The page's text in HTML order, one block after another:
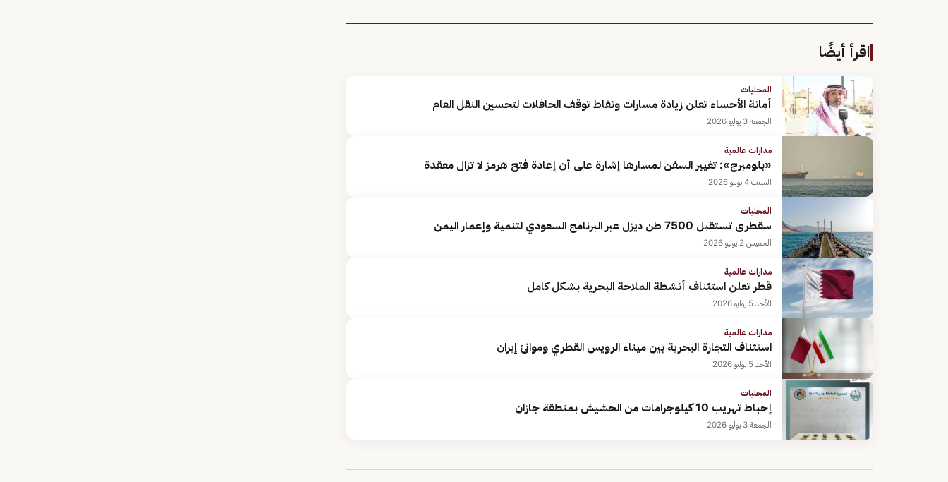
اقرأ أيضًا
المحليات
أمانة الأحساء تعلن زيادة مسارات ونقاط توقف الحافلات لتحسين النقل العام
الجمعة 3 يوليو 2026
مدارات عالمية
«بلومبرج»: تغيير السفن لمسارها إشارة على أن إعادة فتح هرمز لا تزال معقدة
السبت 4 يوليو 2026
المحليات
سقطرى تستقبل 7500 طن ديزل عبر البرنامج السعودي لتنمية وإعمار اليمن
الخميس 2 يوليو 2026
مدارات عالمية
قطر تعلن استئناف أنشطة الملاحة البحرية بشكل كامل
الأحد 5 يوليو 2026
مدارات عالمية
استئناف التجارة البحرية بين ميناء الرويس القطري وموانئ إيران
الأحد 5 يوليو 2026
المحليات
إحباط تهريب 10 كيلوجرامات من الحشيش بمنطقة جازان
الجمعة 3 يوليو 2026